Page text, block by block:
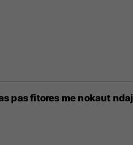
pas fitores me nokaut ndaj